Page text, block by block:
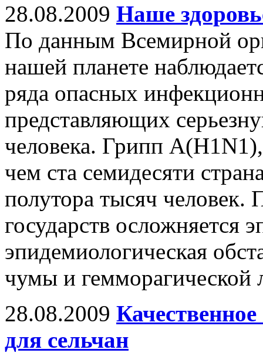
28.08.2009 Наше
По данным Всемирной
нашей планете
ряда опасных
представляющих
человека. Грипп
чем ста семидесяти
полутора тысяч человек.
государств осложняется
эпидемиологическая
чумы и гемморагической
28.08.2009
для сельчан